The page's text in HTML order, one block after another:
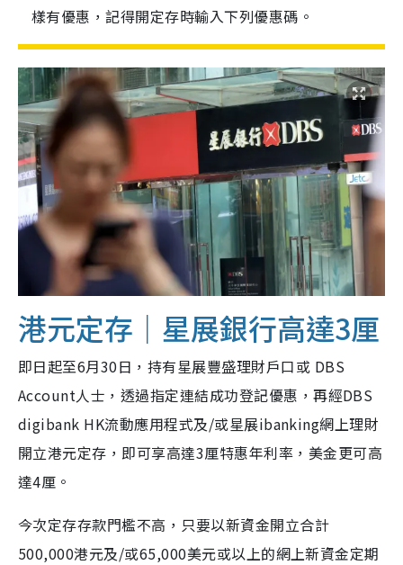
樣有優惠，記得開定存時輸入下列優惠碼。
港元定存｜星展銀行高達3厘
即日起至6月30日，持有星展豐盛理財戶口或 DBS
Account人士，透過指定連結成功登記優惠，再經DBS
digibank HK流動應用程式及/或星展ibanking網上理財
開立港元定存，即可享高達3厘特惠年利率，美金更可高
達4厘。
今次定存存款門檻不高，只要以新資金開立合計
500,000港元及/或65,000美元或以上的網上新資金定期